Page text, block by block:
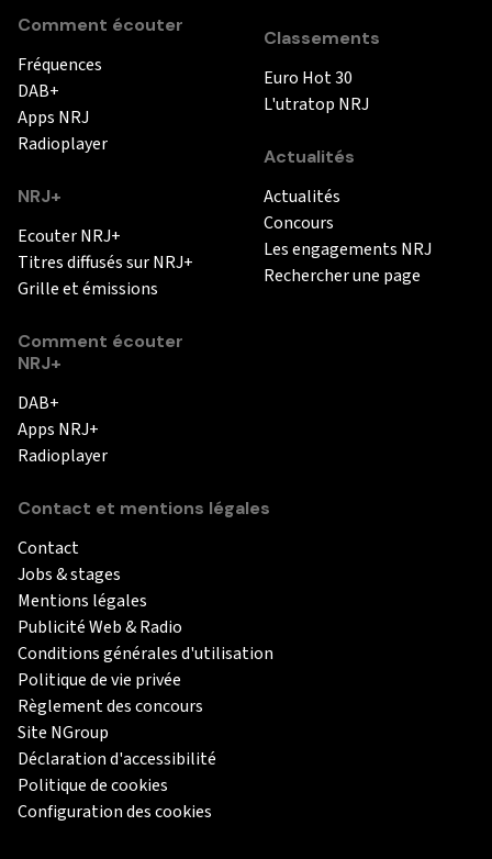
Comment écouter
Fréquences
DAB+
Apps NRJ
Radioplayer
NRJ+
Ecouter NRJ+
Titres diffusés sur NRJ+
Grille et émissions
Comment écouter
NRJ+
DAB+
Apps NRJ+
Radioplayer
Classements
Euro Hot 30
L'utratop NRJ
Actualités
Actualités
Concours
Les engagements NRJ
Rechercher une page
Contact et mentions légales
Contact
Jobs & stages
Mentions légales
Publicité Web & Radio
Conditions générales d'utilisation
Politique de vie privée
Règlement des concours
Site NGroup
Déclaration d'accessibilité
Politique de cookies
Configuration des cookies